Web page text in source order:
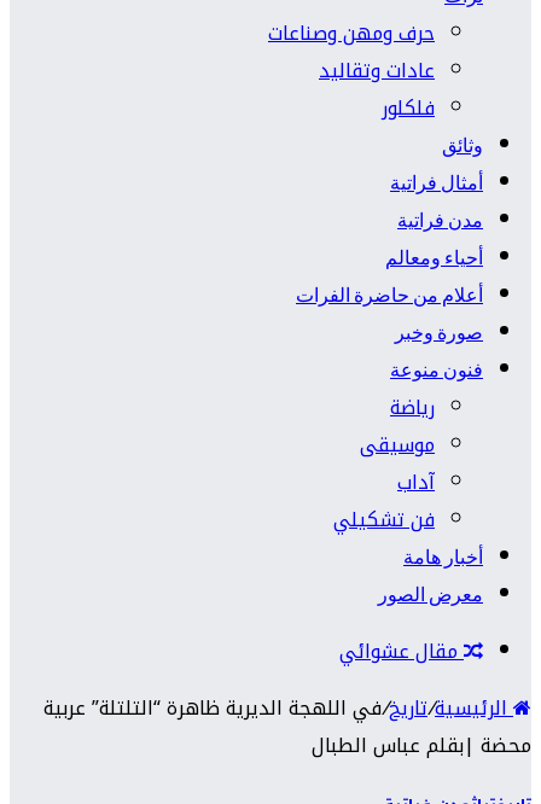
حرف ومهن وصناعات
عادات وتقاليد
فلكلور
وثائق
أمثال فراتية
مدن فراتية
أحياء ومعالم
أعلام من حاضرة الفرات
صورة وخبر
فنون منوعة
رياضة
موسيقى
آداب
فن تشكيلي
أخبار هامة
معرض الصور
مقال عشوائي
الرئيسية/تاريخ/في اللهجة الديرية ظاهرة “التلتلة” عربية
محضة |بقلم عباس الطبال